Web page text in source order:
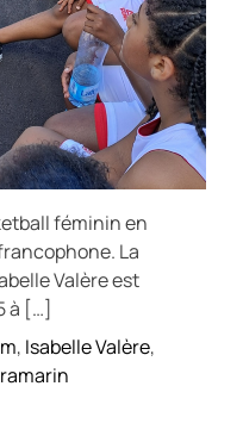
féminin en
La
Valère est
à […]
, Isabelle Valère,